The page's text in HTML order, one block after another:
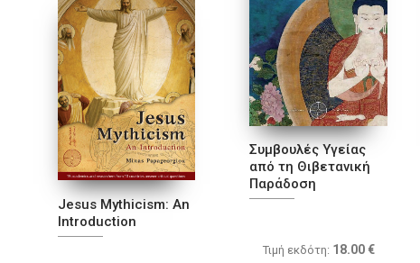
Jesus Mythicism: An
Introduction
Συμβουλές Υγείας
από τη Θιβετανική
Παράδοση
Τιμή εκδότη: 18.00 €